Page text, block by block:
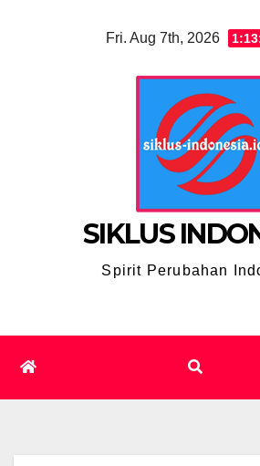
Fri. Aug 7th, 2026
SIKLUS
Spirit Perubahan